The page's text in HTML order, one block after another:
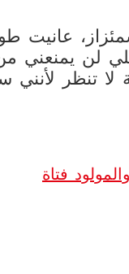
عانيت
لن يمنعني
تنظر لأنني
فتاة